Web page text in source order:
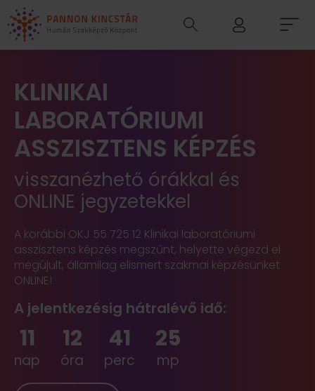
KLINIKAI
LABORATÓRIUMI
ASSZISZTENS KÉPZÉS
visszanézhető órákkal és
ONLINE jegyzetekkel
A korábbi OKJ 55 725 12 Klinikai laboratóriumi
asszisztens képzés megszűnt, helyette végezd el
megújult, államilag elismert szakmai képzésünket
ONLINE!
A jelentkezésig hátralévő idő:
11
nap
12
óra
41
perc
23
mp